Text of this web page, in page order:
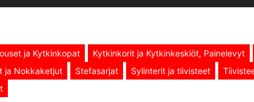
ja Kytkinkopat Kytkinkorit ja Kytkinkeskiöt, Painelevyt
ja Nokkaketjut Stefasarjat Sylinterit ja tiivisteet